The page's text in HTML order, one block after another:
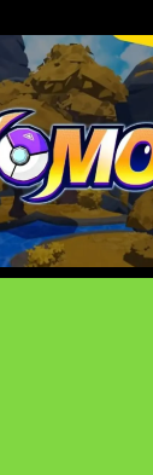
2026